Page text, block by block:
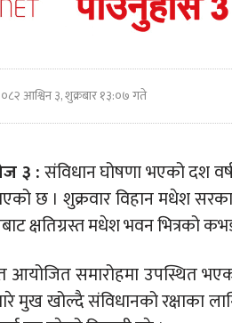
आश्विन ३, शुक्रबार १३:०७ गते
३ :संविधान घोषणा भएको दश
छ । शुक्रवार विहान मधेश
क्षतिग्रस्त मधेश भवन भित्रको
समारोहमा उपस्थित
मुख खोल्दै संविधानको रक्षाका